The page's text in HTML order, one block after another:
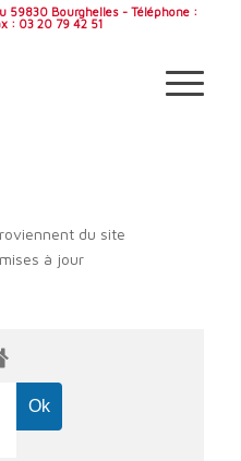
59830 Bourghelles - Téléphone :
: 03 20 79 42 51
du site
à jour